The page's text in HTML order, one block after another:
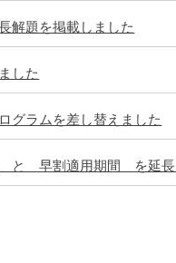
解題を掲載しました
した
グラムを差し替えました
と 早割適用期間 を延長